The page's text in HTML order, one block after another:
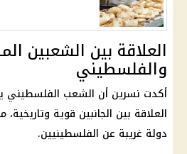
العلاقة بين الشعبين
والفلسطيني
أكدت نسرين أن الشعب الفلسطيني
العلاقة بين الجانبين قوية
دولة غريبة عن الفلسطينيين.